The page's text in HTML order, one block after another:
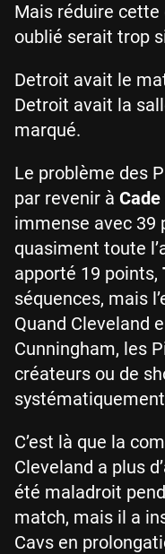
Mais réduire
oublié serait trop
Detroit avait le
Detroit avait la
marqué.
Le problème des
par revenir à
immense avec 39
quasiment toute
apporté 19 points,
séquences, mais
Quand Cleveland
Cunningham, les
créateurs ou de
C’est là que la
Cleveland a plus
été maladroit
match, mais il a
Cavs en